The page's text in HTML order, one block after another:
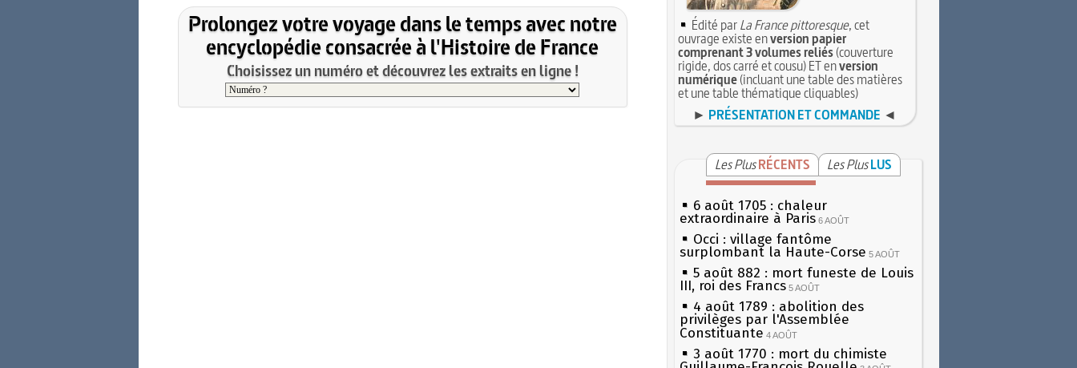
Prolongez votre voyage dans le temps avec notre
encyclopédie consacrée à l'Histoire de France
Choisissez un numéro et découvrez les extraits en ligne !
Édité parLa France pittoresque, cet
ouvrage existe enversion papier
comprenant 3 volumes reliés(couverture
rigide, dos carré et cousu) ET enversion
numérique(incluant une table des matières
et une table thématique cliquables)
► PRÉSENTATION ET COMMANDE ◄
Les Plus RÉCENTS Les Plus LUS
6 août 1705 : chaleur
extraordinaire à Paris 6 AOÛT
Occi : village fantôme
surplombant la Haute-Corse 5 AOÛT
5 août 882 : mort funeste de Louis
III, roi des Francs 5 AOÛT
4 août 1789 : abolition des
privilèges par l'Assemblée
Constituante 4 AOÛT
3 août 1770 : mort du chimiste